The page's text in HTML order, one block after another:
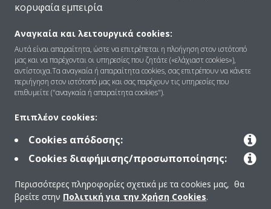
Ποιοι είμαστε
Λύσεις
Επικοινωνία
Προϊόντα
κορυφαία εμπειρία
Αναγκαία και λειτουργικά cookies:
Αυτά είναι απαραίτητα, ώστε να επιτρέπεται η πλοήγηση στον ιστότοπό
μας και να παρέχονται οι υπηρεσίες που ζητάτε («ελάχιαστ cookies»),
αντίστοιχα.Τα αναγκαία ή απαραίτητα cookies, σας επιτρέπουν να κάνετε
περιήγηση στον ιστότοπό μας και σας παρέχουν τις υπηρεσίες που
επιθυμείτε ("αναγκαία ή απαραίτητα cookies").
Επιπλέον cookies:
Cookies απόδοσης:
Cookies διαφήμισης/προσωποποίησης:
Περισσότερες πληροφορίες σχετικά με τα cookies μας, θα
βρείτε στην Πολιτική για την Χρήση Cookies.